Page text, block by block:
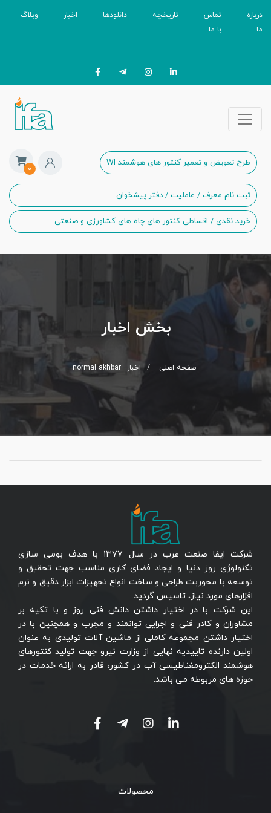
درباره
ما
تماس
با ما
تاریخچه دانلودها اخبار وبلاگ
۰
طرح تعویض و تعمیر کنتور های هوشمند WI
ثبت نام معرف / عاملیت / دفتر پیشخوان
خرید نقدی / اقساطی کنتور های چاه های کشاورزی و صنعتی
بخش اخبار
صفحه اصلی / اخبار normal akhbar
شرکت ایفا صنعت غرب در سال ۱۳۷۷ با هدف بومی سازی
تکنولوژی روز دنیا و ایجاد فضای کاری مناسب جهت تحقیق و
توسعه با محوریت طراحی و ساخت انواع تجهیزات ابزار دقیق و نرم
افزارهای مورد نیاز، تاسیس گردید.
این شرکت با در اختیار داشتن دانش فنی روز و با تکیه بر
مشاوران و کادر فنی و اجرایی توانمند و مجرب و همچنین با در
اختیار داشتن مجموعه کاملی از ماشین آلات تولیدی به عنوان
اولین دارنده تاییدیه نهایی از وزارت نیرو جهت تولید کنتورهای
هوشمند الکترومغناطیسی آب در کشور، قادر به ارائه خدمات در
حوزه های مربوطه می باشد.
محصولات